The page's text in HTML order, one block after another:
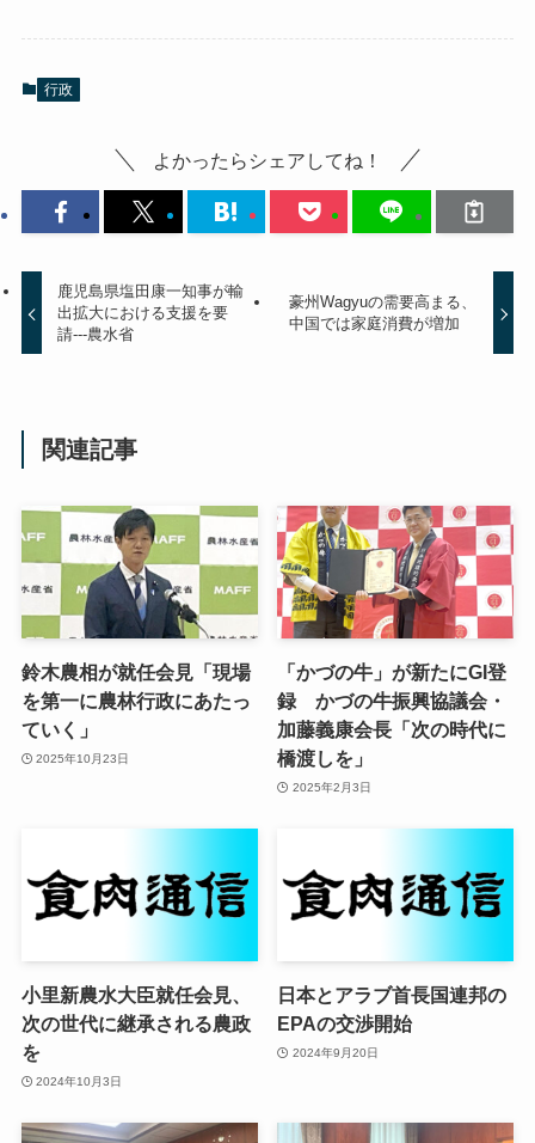
行政
よかったらシェアしてね！
鹿児島県塩田康一知事が輸
出拡大における支援を要
請---農水省
豪州Wagyuの需要高まる、
中国では家庭消費が増加
関連記事
鈴木農相が就任会見「現場
を第一に農林行政にあたっ
ていく」
2025年10月23日
「かづの牛」が新たにGI登
録 かづの牛振興協議会・
加藤義康会長「次の時代に
橋渡しを」
2025年2月3日
小里新農水大臣就任会見、
次の世代に継承される農政
を
2024年10月3日
日本とアラブ首長国連邦の
EPAの交渉開始
2024年9月20日